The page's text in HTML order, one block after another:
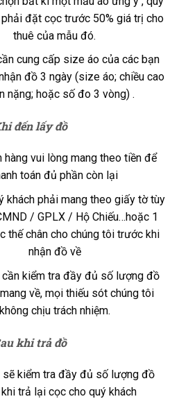
phải đặt cọc trước 50% giá trị cho
thuê của mẫu đó.
cung cấp size áo của các bạn
đồ 3 ngày (size áo; chiều cao
nặng; hoặc số đo 3 vòng) .
đến lấy đồ
hàng vui lòng mang theo tiền để
toán đủ phần còn lại
khách phải mang theo giấy tờ tùy
/ GPLX / Hộ Chiếu…hoặc 1
thế chân cho chúng tôi trước khi
nhận đồ về
cần kiểm tra đầy đủ số lượng đồ
về, mọi thiếu sót chúng tôi
không chịu trách nhiệm.
khi trả đồ
sẽ kiểm tra đầy đủ số lượng đồ
trả lại cọc cho quý khách